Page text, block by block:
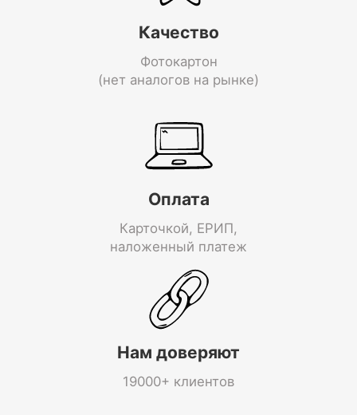
Качество
Фотокартон
(нет аналогов на рынке)
Оплата
Карточкой, ЕРИП,
наложенный платеж
Нам доверяют
19000+ клиентов